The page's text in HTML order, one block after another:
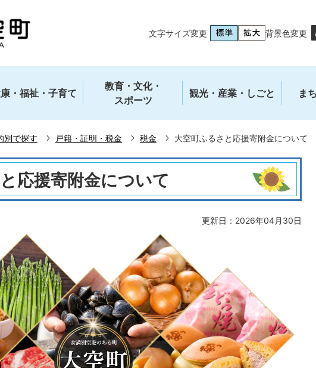
文字サイズ変更 背景色変更
・福祉・子育て
教育・文化・
スポーツ
観光・産業・しごと ま
別で探す 戸籍・証明・税金 税金 大空町ふるさと応援寄附金について
応援寄附金について
更新日：2026年04月30日